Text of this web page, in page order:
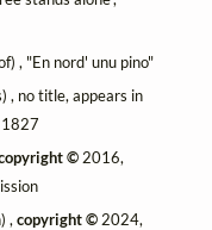
, "En nord' unu pino"
, no title, appears in
1827
© 2016,
,copyright © 2024,